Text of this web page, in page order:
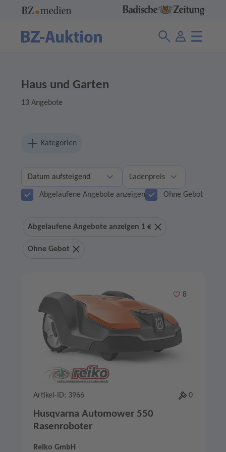
Haus und Garten
13 Angebote
Kategorien
Ladenpreis
Abgelaufene Angebote anzeigen Ohne Gebot
Abgelaufene Angebote anzeigen 1 €
Ohne Gebot
Merken
8
Artikel-ID: 3966 0
Husqvarna Automower 550
Rasenroboter
Reiko GmbH